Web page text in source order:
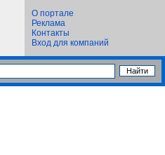
О портале
Реклама
Контакты
Вход для компаний